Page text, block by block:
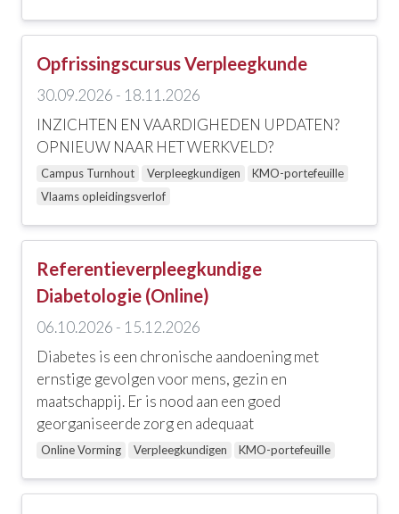
Alle opties
KMO-portefeuille
Vlaams opleidingsverlof
Opfrissingscursus Verpleegkunde
30.09.2026 - 18.11.2026
INZICHTEN EN VAARDIGHEDEN UPDATEN?
OPNIEUW NAAR HET WERKVELD?
Campus Turnhout Verpleegkundigen
KMO-portefeuille
Vlaams opleidingsverlof
Referentieverpleegkundige
Diabetologie (Online)
06.10.2026 - 15.12.2026
Diabetes is een chronische aandoening met
ernstige gevolgen voor mens, gezin en
maatschappij. Er is nood aan een goed
georganiseerde zorg en adequaat
Online Vorming Verpleegkundigen KMO-portefeuille